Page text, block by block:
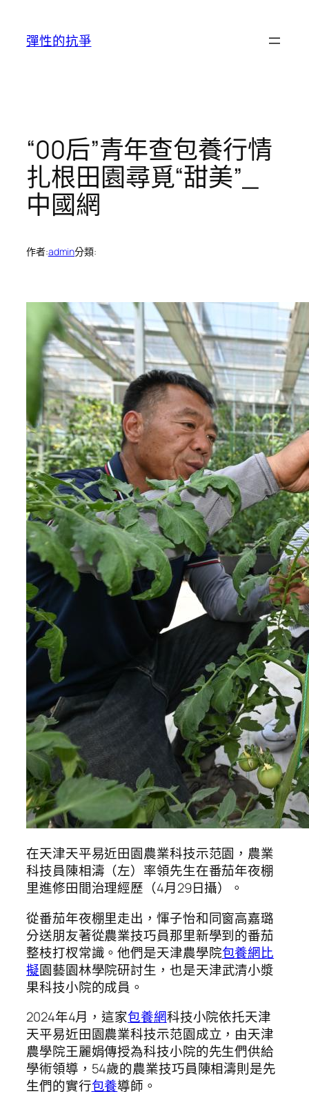
彈性的抗爭
“00后”青年查包養行情
扎根田園尋覓“甜美”_
中國網
作者:admin分類:
在天津天平易近田園農業科技示范園，農業
科技員陳相濤（左）率領先生在番茄年夜棚
里進修田間治理經歷（4月29日攝）。
從番茄年夜棚里走出，惲子怡和同窗高嘉璐
分送朋友著從農業技巧員那里新學到的番茄
整枝打杈常識。他們是天津農學院包養網比
擬園藝園林學院研討生，也是天津武清小漿
果科技小院的成員。
2024年4月，這家包養網科技小院依托天津
天平易近田園農業科技示范園成立，由天津
農學院王麗娟傳授為科技小院的先生們供給
學術領導，54歲的農業技巧員陳相濤則是先
生們的實行包養導師。